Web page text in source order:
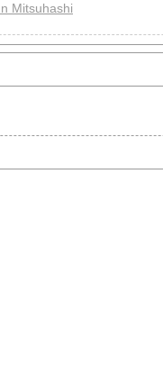
Mitsuhashi